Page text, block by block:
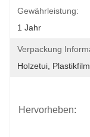
Gewährleistung:
1 Jahr
Verpackung
Holzetui, Plastikfilm
Hervorheben: